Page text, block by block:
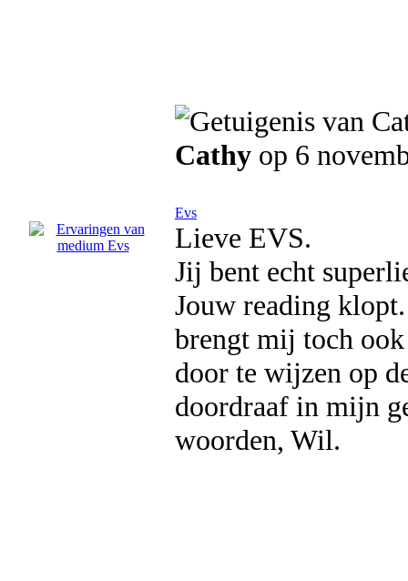
Cathy op 6
Evs
Lieve EVS.
Jij bent echt
Jouw reading
brengt mij toch
door te wijzen op
doordraaf in mijn
woorden, Wil.